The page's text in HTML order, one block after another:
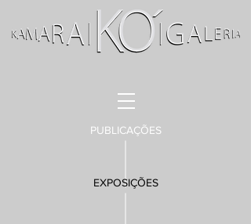
PUBLICAÇÕES
EXPOSIÇÕES